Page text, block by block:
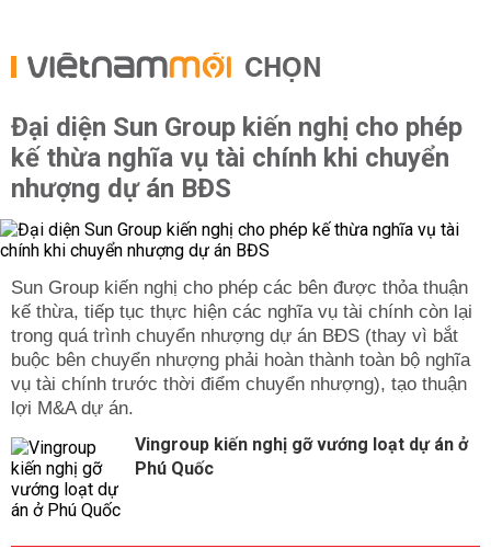
CHỌN
Đại diện Sun Group kiến nghị cho phép
kế thừa nghĩa vụ tài chính khi chuyển
nhượng dự án BĐS
Sun Group kiến nghị cho phép các bên được thỏa thuận
kế thừa, tiếp tục thực hiện các nghĩa vụ tài chính còn lại
trong quá trình chuyển nhượng dự án BĐS (thay vì bắt
buộc bên chuyển nhượng phải hoàn thành toàn bộ nghĩa
vụ tài chính trước thời điểm chuyển nhượng), tạo thuận
lợi M&A dự án.
Vingroup kiến nghị gỡ vướng loạt dự án ở
Phú Quốc